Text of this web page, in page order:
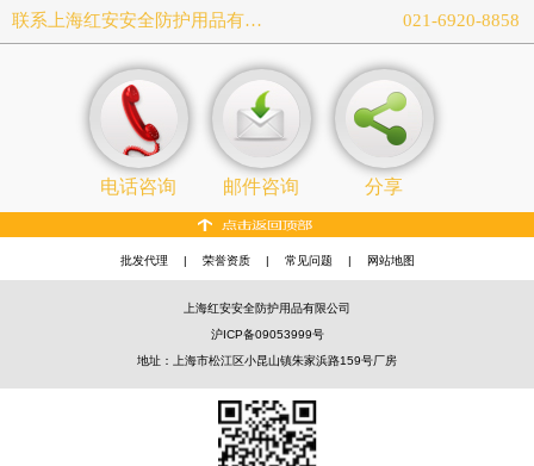
联系上海红安安全防护用品有限公司 021-6920-8858
电话咨询 邮件咨询 分享
批发代理 | 荣誉资质 | 常见问题 | 网站地图
上海红安安全防护用品有限公司
沪ICP备09053999号
地址：上海市松江区小昆山镇朱家浜路159号厂房